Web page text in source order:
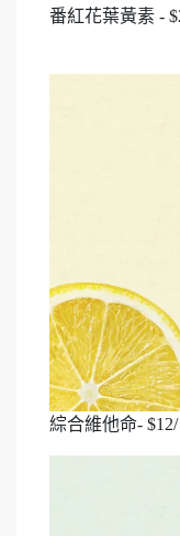
番紅花葉黃素 -
綜合維他命- $12/